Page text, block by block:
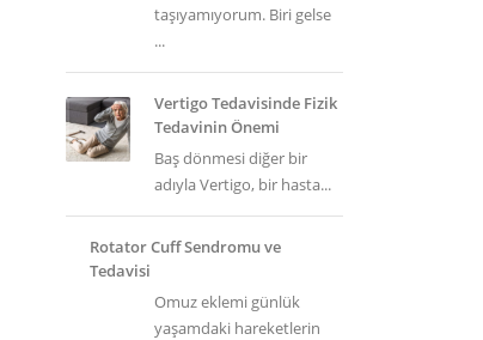
taşıyamıyorum. Biri gelse
...
Vertigo Tedavisinde Fizik
Tedavinin Önemi
Baş dönmesi diğer bir
adıyla Vertigo, bir hasta...
Rotator Cuff Sendromu ve
Tedavisi
Omuz eklemi günlük
yaşamdaki hareketlerin